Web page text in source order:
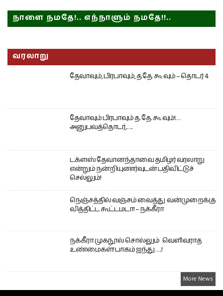
நாளை நமதே!.. எந்நாளும் நமதே!!..
வரலாறு
தேவாவும், பிரபாவும், த.தே. கூ வும் – தொடர் 4
தேவாவும் பிரபாவும் த. தே. கூ வும்!…
அனுபவத்தொடர்,….
டக்ளஸ் தேவானந்தாவை தமிழர் வரலாறு
என்றும் நன்றியுணர்வுடன் பதிவிட்டுச்
செல்லும்!
நெஞ்சத்தில் வஞ்சம் வைத்து வன்முறைக்கு
வித்திட்ட கூட்டமடா! – நக்கீரா
நக்கீரா முகநூல் சொல்லும் வெளிவராத
உண்மைகள்! பாகம் ஐந்து ….!
More News